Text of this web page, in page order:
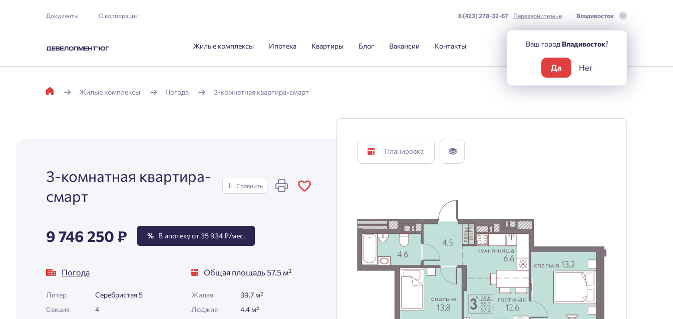
Документы О корпорации 8 (423) 278-32-67 Перезвоните мне Владивосток
Жилые комплексы Ипотека Квартиры Блог Вакансии Контакты
Жилые комплексы Погода 3-комнатная квартира-смарт
3-комнатная квартира-
смарт
Сравнить
9 746 250 ₽ % В ипотеку от 35 934 ₽/мес.
Погода
Литер
Серебристая 5
Секция
4
Общая площадь 57.5 м²
Жилая
39.7 м²
Лоджия
4.4 м²
Планировка
Ваш город Владивосток?
Да Нет